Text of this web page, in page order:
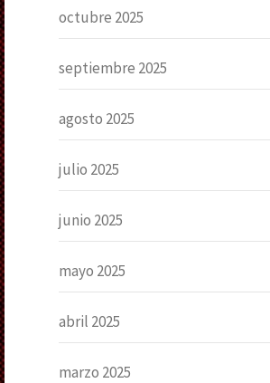
octubre 2025
septiembre 2025
agosto 2025
julio 2025
junio 2025
mayo 2025
abril 2025
marzo 2025